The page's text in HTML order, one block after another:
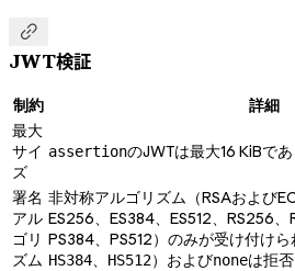

JWT検証
制約
詳細
最大
サイ
ズ
assertionのJWTは最大16 KiBで
署名
アル
ゴリ
ズム
非対称アルゴリズム（RSAおよび
ES256、ES384、ES512、RS256、
PS384、PS512）のみが受け付け
HS384、 HS512）およびnoneは拒否